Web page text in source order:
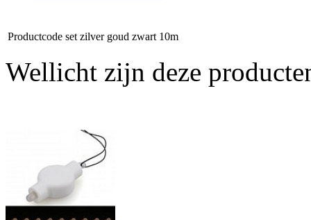
Productcode set zilver goud zwart 10m
Wellicht zijn deze